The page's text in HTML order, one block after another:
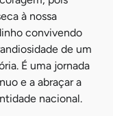
à nossa
convivendo
de um
É uma jornada
e a abraçar a
nacional.